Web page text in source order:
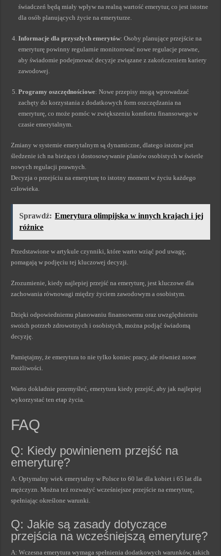
świadczeń będą miały wpływ na realną wartość emerytur, co jest istotne
dla osób planujących życie na emeryturze.
Informacje dla przyszłych emerytów: Osoby planujące przejście na
emeryturę powinny regularnie monitorować nowe regulacje prawne,
aby świadomie podejmować decyzje związane z zakończeniem kariery
zawodowej.
Programy oszczędnościowe: Nowe przepisy mogą wprowadzać
zachęty do korzystania z dodatkowych form oszczędzania na
emeryturę, co może pomóc w zwiększeniu komfortu finansowego w
czasie emerytalnym.
Zmiany w systemie emerytalnym są dynamiczne, dlatego istotne jest
śledzenie ich na bieżąco i dostosowywanie planów osobistych w świetle
nowych regulacji prawnych.
Decyzja o przejściu na emeryturę to istotny moment w życiu każdego
człowieka.
Sprawdź: Emerytura olimpijska w innych krajach i jej
różnice
Przedstawione w artykule czynniki, które warto wziąć pod uwagę,
pomagają w podjęciu tej kluczowej decyzji.
Zrozumienie, kiedy najlepiej przejść na emeryturę, jest kluczowe dla
zachowania równowagi między życiem zawodowym a osobistym.
Dzięki odpowiedniemu planowaniu finansowemu oraz uwzględnieniu
swoich potrzeb zdrowotnych i osobistych, można podjąć świadomą
decyzję.
Pamiętajmy, że emerytura to nie tylko koniec pracy, ale również nowe
możliwości.
Warto dokładnie przemyśleć, emerytura kiedy przejść, aby jak najlepiej
wykorzystać ten etap życia.
FAQ
Q: Kiedy powinienem przejść na
emeryturę?
A: Optymalny wiek emerytalny w Polsce to 60 lat dla kobiet i 65 lat dla
mężczyzn. Można też rozważyć wcześniejsze przejście na emeryturę,
spełniając określone warunki.
Q: Jakie są zasady dotyczące
przejścia na wcześniejszą emeryturę?
A: Wczesna emerytura wymaga spełnienia dodatkowych warunków, takich